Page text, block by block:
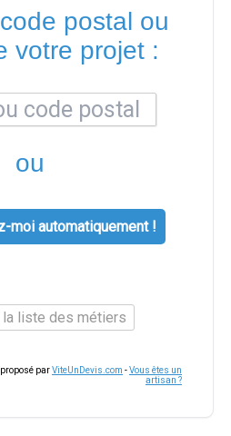
postal ou
votre projet :
ou
moi automatiquement !
la liste des métiers
proposé parViteUnDevis.com -Vous êtes un
artisan ?